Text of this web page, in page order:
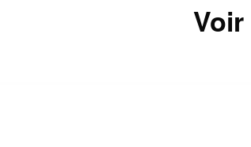
nuancée et authentique de